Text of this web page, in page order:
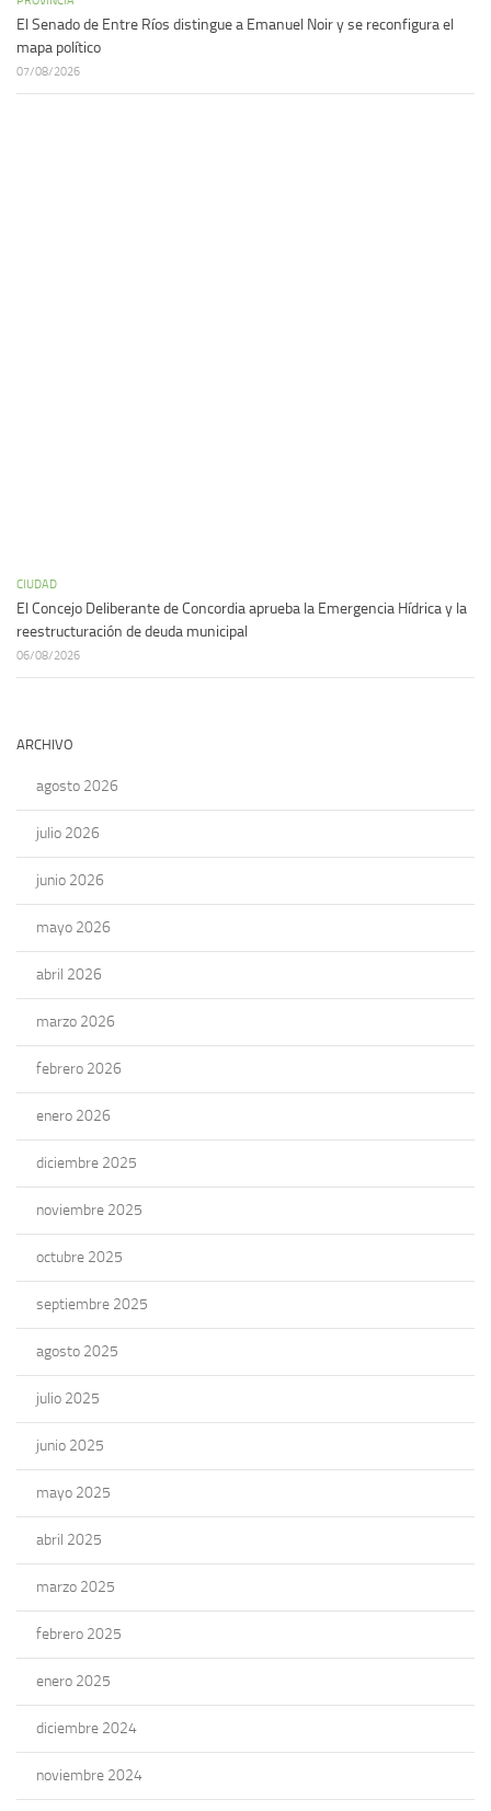
El Senado de Entre Ríos distingue a Emanuel Noir y se reconfigura el
mapa político
07/08/2026
CIUDAD
El Concejo Deliberante de Concordia aprueba la Emergencia Hídrica y la
reestructuración de deuda municipal
06/08/2026
ARCHIVO
agosto 2026
julio 2026
junio 2026
mayo 2026
abril 2026
marzo 2026
febrero 2026
enero 2026
diciembre 2025
noviembre 2025
octubre 2025
septiembre 2025
agosto 2025
julio 2025
junio 2025
mayo 2025
abril 2025
marzo 2025
febrero 2025
enero 2025
diciembre 2024
noviembre 2024